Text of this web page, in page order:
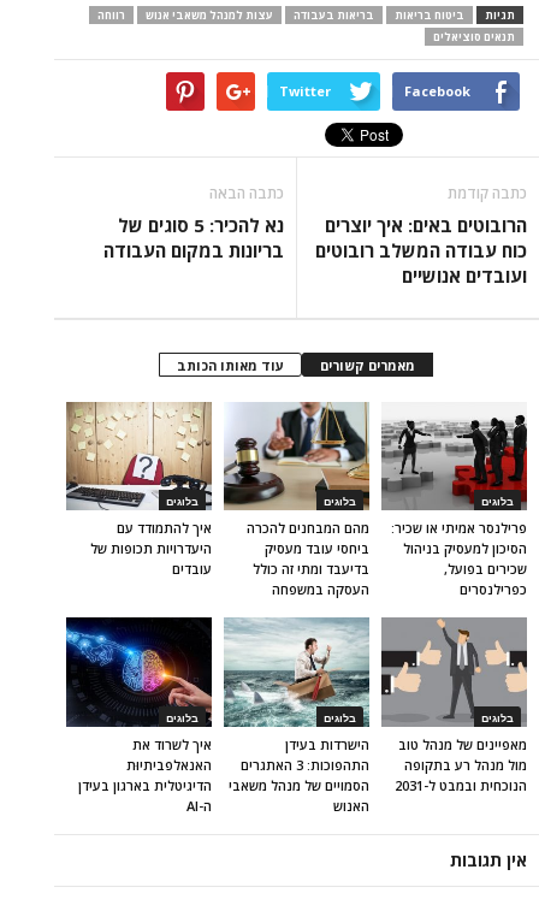
תגיות ביטוח בריאות בריאות בעבודה עצות למנהל משאבי אנוש
רווחה
תנאים סוציאלים
Facebook
Twitter
כתבה קודמת
הרובוטים באים: איך יוצרים
כוח עבודה המשלב רובוטים
ועובדים אנושיים
כתבה הבאה
נא להכיר: 5 סוגים של
בריונות במקום העבודה
מאמרים קשורים עוד מאותו הכותב
בלוגים
איך להתמודד עם
היעדרויות תכופות של
עובדים
בלוגים
מהם המבחנים להכרה
ביחסי עובד מעסיק
בדיעבד ומתי זה כולל
העסקה במשפחה
בלוגים
פרילנסר אמיתי או שכיר:
הסיכון למעסיק בניהול
שכירים בפועל,
כפרילנסרים
בלוגים
איך לשרוד את
האנאלפביתיוּת
הדיגיטלית בארגון בעידן
ה-AI
בלוגים
הישרדות בעידן
התהפוכות: 3 האתגרים
הסמויים של מנהל משאבי
האנוש
בלוגים
מאפיינים של מנהל טוב
מול מנהל רע בתקופה
הנוכחית ובמבט ל-2031
אין תגובות